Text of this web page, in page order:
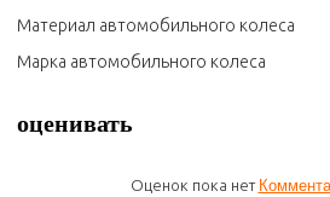
Материал автомобильного колеса
Марка автомобильного колеса
оценивать
Оценок пока нет